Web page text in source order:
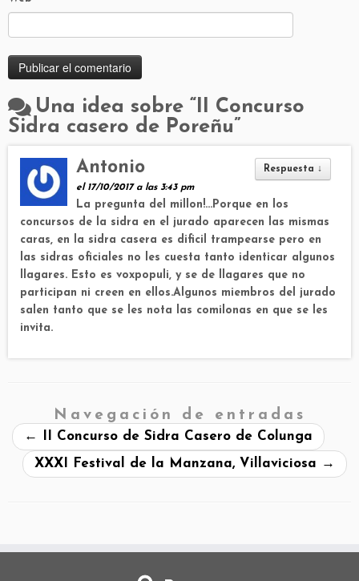
Una idea sobre “ II Concurso
Sidra casero de Poreñu
Respuesta ↓
Antonio
el 17/10/2017 a las 3:43 pm
La pregunta del millon!…Porque en los
concursos de la sidra en el jurado aparecen las mismas
caras, en la sidra casera es dificil trampearse pero en
las sidras oficiales no les cuesta tanto identicar algunos
llagares. Esto es voxpopuli, y se de llagares que no
participan ni creen en ellos.Algunos miembros del jurado
salen tanto que se les nota las comilonas en que se les
invita.
Navegación de entradas
←
II Concurso de Sidra Casero de Colunga
XXXI Festival de la Manzana, Villaviciosa →